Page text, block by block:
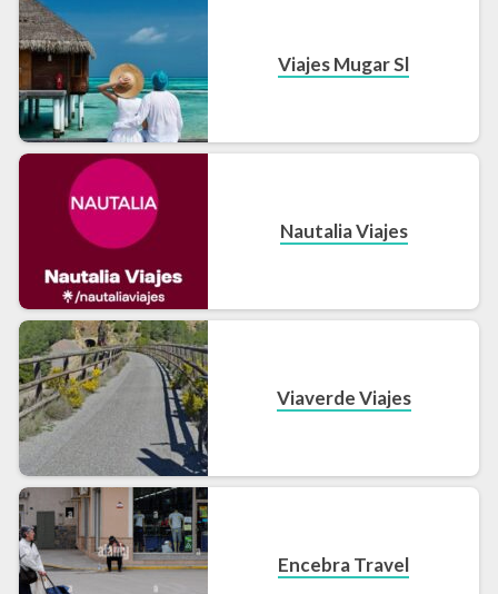
Viajes Mugar Sl
Nautalia Viajes
Viaverde Viajes
Encebra Travel